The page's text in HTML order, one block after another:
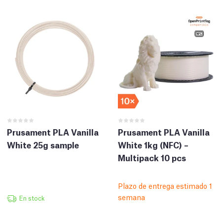
Prusament PLA Vanilla
White 25g sample
En stock
Prusament PLA Vanilla
White 1kg (NFC) –
Multipack 10 pcs
Plazo de entrega estimado 1
semana